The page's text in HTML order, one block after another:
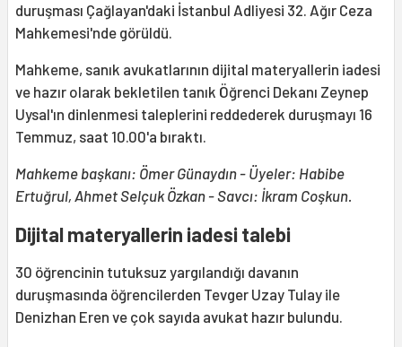
duruşması Çağlayan'daki İstanbul Adliyesi 32. Ağır Ceza
Mahkemesi'nde görüldü.
Mahkeme, sanık avukatlarının dijital materyallerin iadesi
ve hazır olarak bekletilen tanık Öğrenci Dekanı Zeynep
Uysal'ın dinlenmesi taleplerini reddederek duruşmayı 16
Temmuz, saat 10.00'a bıraktı.
Mahkeme başkanı: Ömer Günaydın - Üyeler: Habibe
Ertuğrul, Ahmet Selçuk Özkan - Savcı: İkram Coşkun.
Dijital materyallerin iadesi talebi
30 öğrencinin tutuksuz yargılandığı davanın
duruşmasında öğrencilerden Tevger Uzay Tulay ile
Denizhan Eren ve çok sayıda avukat hazır bulundu.